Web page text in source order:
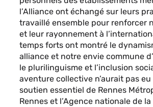
l’Alliance ont échangé sur leurs
travaillé ensemble pour renforcer
et leur rayonnement à
temps forts ont montré le
alliance et notre envie commune
le plurilinguisme et l’inclusion
aventure collective n’aurait pas
soutien essentiel de Rennes
Rennes et l’Agence nationale de